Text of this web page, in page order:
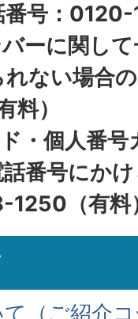
番号：
ーに関し
れない場合
）
・個人番
番号にか
（有料
て（ご紹介